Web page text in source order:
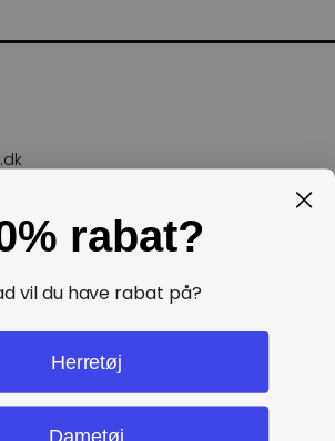
10 - 16
rabat?
vil du have rabat på?
Herretøj